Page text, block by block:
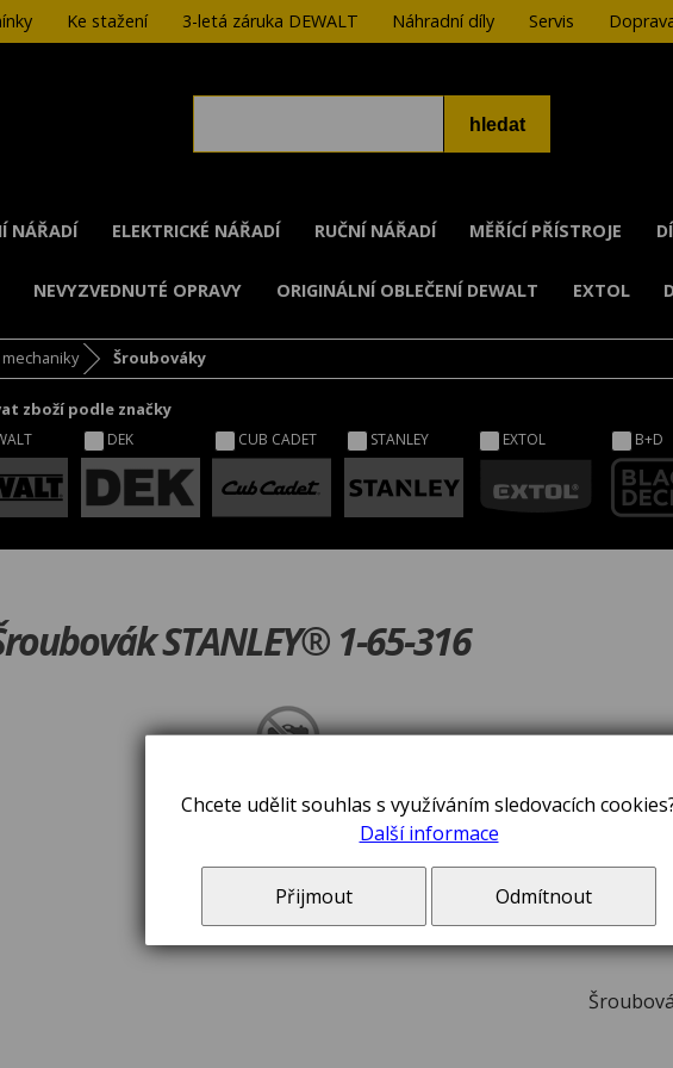
Ke stažení 3-letá záruka DEWALT Náhradní díly Servis
NÁŘADÍ ELEKTRICKÉ NÁŘADÍ RUČNÍ NÁŘADÍ MĚŘÍCÍ PŘÍSTROJE
NEVYZVEDNUTÉ OPRAVY ORIGINÁLNÍ OBLEČENÍ DEWALT EXTOL
Šroubováky
zboží podle značky
DEK CUB CADET STANLEY EXTOL B+D
STANLEY® 1-65-316
V ceně zboží
Chcete udělit souhlas s využíváním sledovacích
Další informace
Přijmout Odmítnout